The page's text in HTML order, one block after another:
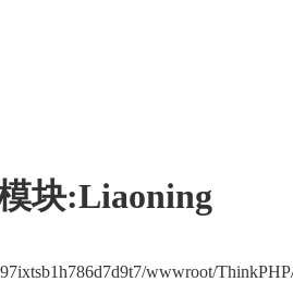
块:Liaoning
wwwroot/